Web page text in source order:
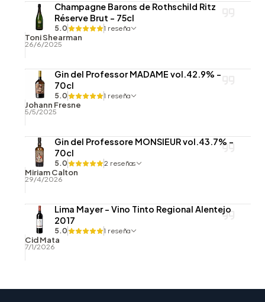
Champagne Barons de Rothschild Ritz
Réserve Brut - 75cl
5.0 1 reseña
Toni Shearman
26/6/2025
Gin del Professor MADAME vol.42.9% -
70cl
5.0 1 reseña
Johann Fresne
5/5/2025
Gin del Professore MONSIEUR vol.43.7% -
70cl
5.0 2 reseñas
Miriam Calton
29/4/2026
Lima Mayer - Vino Tinto Regional Alentejo
2017
5.0 1 reseña
Cid Mata
7/1/2026